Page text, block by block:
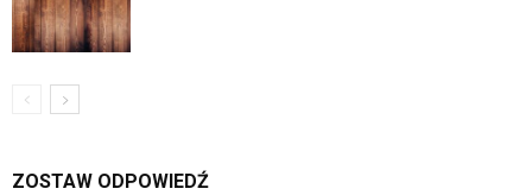
ZOSTAW ODPOWIEDŹ